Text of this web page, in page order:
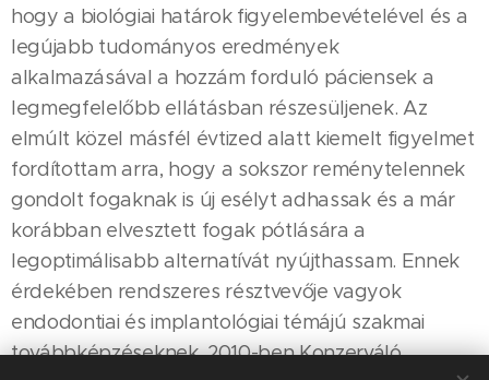
hogy a biológiai határok figyelembevételével és a
legújabb tudományos eredmények
alkalmazásával a hozzám forduló páciensek a
legmegfelelőbb ellátásban részesüljenek. Az
elmúlt közel másfél évtized alatt kiemelt figyelmet
fordítottam arra, hogy a sokszor reménytelennek
gondolt fogaknak is új esélyt adhassak és a már
korábban elvesztett fogak pótlására a
legoptimálisabb alternatívát nyújthassam. Ennek
érdekében rendszeres résztvevője vagyok
endodontiai és implantológiai témájú szakmai
továbbképzéseknek. 2010-ben Konzerváló